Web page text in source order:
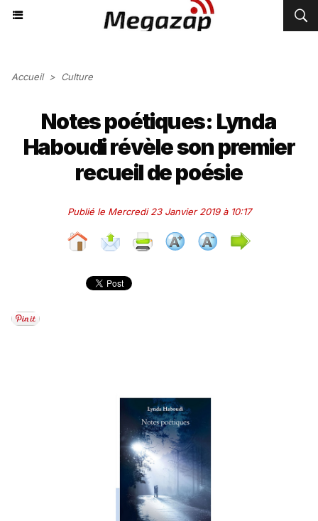
Accueil > Culture
Notes poétiques: Lynda
Haboudi révèle son premier
recueil de poésie
Publié le Mercredi 23 Janvier 2019 à 10:17